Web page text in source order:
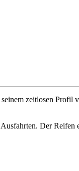
zeitlosen Profil
Der Reifen